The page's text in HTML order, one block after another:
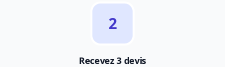
2
Recevez 3 devis